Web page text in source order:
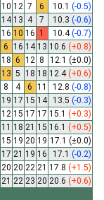
10 12 7 6 10.1 (-0.5)
14 13 4 7 10.3 (-0.6)
16 10 16 1 10.4(-0.7)
6 16 14 13 10.6 (+0.8)
18 6 12 8 12.1 (±0.0)
13 5 18 18 12.4(+0.6)
8 4 6 11 12.8 (-0.8)
19 17 15 14 13.5 (-0.3)
12 15 17 17 15.1 (+0.3)
11 18 21 15 16.1 (+0.5)
15 19 20 19 17.1 (±0.0)
17 21 19 16 17.1 (-0.2)
20 20 22 21 17.8 (+1.5)
21 22 23 20 20.6 (+0.6)